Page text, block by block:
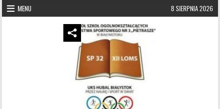
Skip to content
MENU 8 SIERPNIA 2026